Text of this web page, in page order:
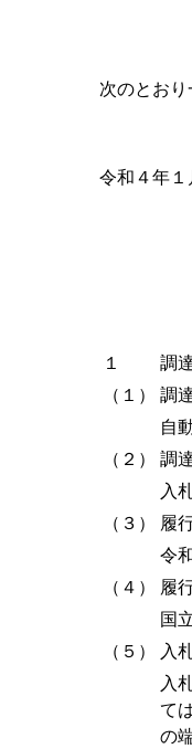
次のとおり
令和４年１
１
調
（１）
調
自
（２）
調
入
（３）
履
令
（４）
履
国
（５）
入
入
て
の